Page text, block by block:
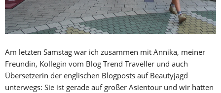
Am letzten Samstag war ich zusammen mit Annika, meiner
Freundin, Kollegin vom Blog Trend Traveller und auch
Übersetzerin der englischen Blogposts auf Beautyjagd
unterwegs: Sie ist gerade auf großer Asientour und wir hatten